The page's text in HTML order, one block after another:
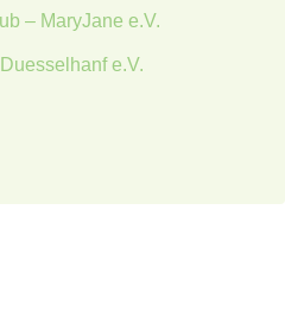
– MaryJane e.V.
e.V.